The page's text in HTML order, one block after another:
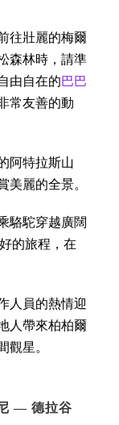
往壯麗的梅爾
森林時，請準
由自在的巴巴
常友善的動
阿特拉斯山
麗的全景。
駱駝穿越廣闊
的旅程，在
人員的熱情迎
人帶來柏柏爾
星。
— 德拉谷